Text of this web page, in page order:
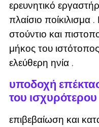
ερευνητικό
πλαίσιο ποίκιλισμα
στούντιο και
μήκος του
ελεύθερη ηνία .
υποδοχή
του ισχυρότερου
επιβεβαίωση και